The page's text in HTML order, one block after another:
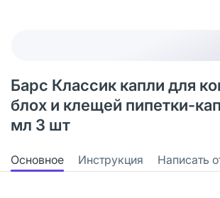
Барс Классик капли для
блох и клещей пипетки-
мл 3 шт
Основное Инструкция Написать